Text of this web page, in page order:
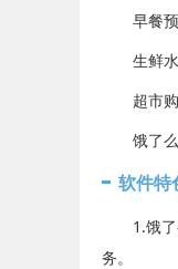
早餐预
生鲜水
超市购
饿了么
软件特
1.饿了么
务。